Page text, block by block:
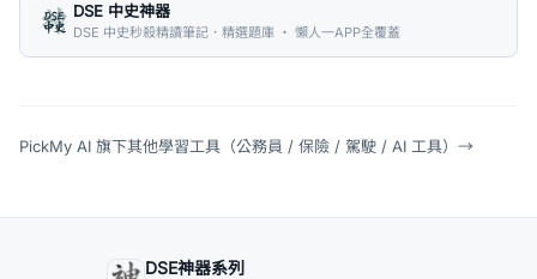
DSE 中史神器
DSE 中史秒殺精讀筆記．精選題庫 ・ 懶人一APP全覆蓋
PickMy AI 旗下其他學習工具（公務員 / 保險 / 駕駛 / AI 工具） →
DSE神器系列